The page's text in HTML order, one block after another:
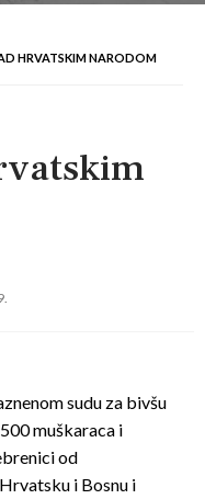
HRVATSKIM NARODOM
sudu za bivšu
muškaraca i
od
i Bosnu i